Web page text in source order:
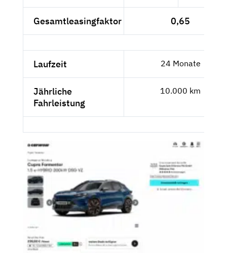
Gesamtleasingfaktor 0,65
Laufzeit 24 Monate
Jährliche
Fahrleistung
10.000 km